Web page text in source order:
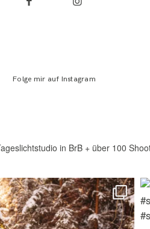
Folge mir auf Instagram
in BrB + über 100